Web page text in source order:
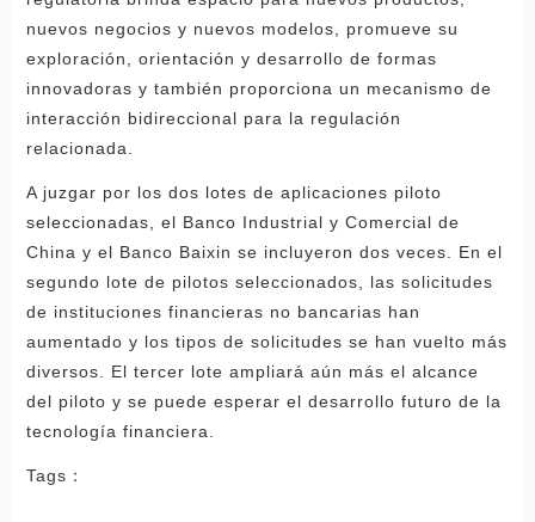
nuevos negocios y nuevos modelos, promueve su
exploración, orientación y desarrollo de formas
innovadoras y también proporciona un mecanismo de
interacción bidireccional para la regulación
relacionada.
A juzgar por los dos lotes de aplicaciones piloto
seleccionadas, el Banco Industrial y Comercial de
China y el Banco Baixin se incluyeron dos veces. En el
segundo lote de pilotos seleccionados, las solicitudes
de instituciones financieras no bancarias han
aumentado y los tipos de solicitudes se han vuelto más
diversos. El tercer lote ampliará aún más el alcance
del piloto y se puede esperar el desarrollo futuro de la
tecnología financiera.
Tags：